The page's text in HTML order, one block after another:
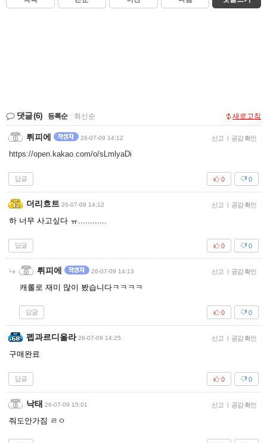
댓글(6) 등록순 최신순 새로고침
뤼피에 26-07-09 14:12 신고 | 공감 확인
https://open.kakao.com/o/sLmlyaDi
답글 0
0
더리흐트 26-07-09 14:12 신고 | 공감 확인
하 너무 사고싶다 ㅠ............
답글 0
0
뤼피에 26-07-09 14:13 신고 | 공감 확인
캐롤로 재미 많이 봤습니다ㅋㅋㅋㅋ
답글 0
0
펩과르디올라 26-07-09 14:25 신고 | 공감 확인
구매완료
답글 0
0
낙태 26-07-09 15:01 신고 | 공감 확인
줘도안가짐 ㄹㅇ